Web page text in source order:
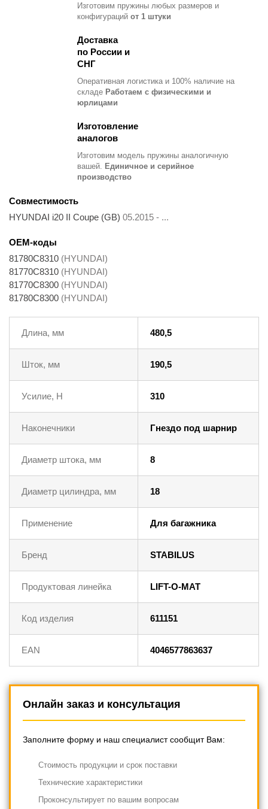
Изготовим пружины любых размеров и
конфигураций от 1 штуки
Доставка
по России и
СНГ
Оперативная логистика и 100% наличие на
складе Работаем с физическими и
юрлицами
Изготовление
аналогов
Изготовим модель пружины аналогичную
вашей. Единичное и серийное
производство
Совместимость
HYUNDAI i20 II Coupe (GB) 05.2015 - ...
OEM-коды
81780C8310 (HYUNDAI)
81770C8310 (HYUNDAI)
81770C8300 (HYUNDAI)
81780C8300 (HYUNDAI)
Длина, мм 480,5
Шток, мм 190,5
Усилие, Н 310
Наконечники Гнездо под шарнир
Диаметр штока, мм 8
Диаметр цилиндра, мм 18
Применение Для багажника
Бренд STABILUS
Продуктовая линейка LIFT-O-MAT
Код изделия 611151
EAN 4046577863637
Онлайн заказ и консультация
Заполните форму и наш специалист сообщит Вам:
Cтоимость продукции и срок поставки
Технические характеристики
Проконсультирует по вашим вопросам